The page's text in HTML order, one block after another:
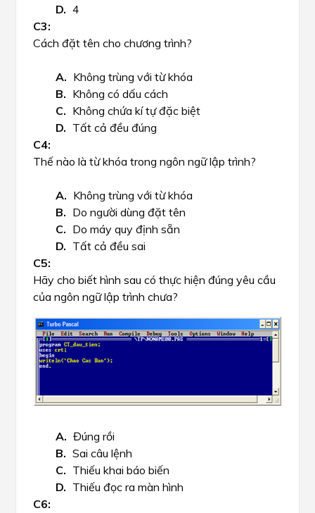
4
Cách đặt tên cho chương trình?
Không trùng với từ khóa
Không có dấu cách
Không chứa kí tự đặc biệt
Tất cả đều đúng
Thế nào là từ khóa trong ngôn ngữ lập trình?
Không trùng với từ khóa
Do người dùng đặt tên
Do máy quy định sẵn
Tất cả đều sai
Hãy cho biết hình sau có thực hiện đúng yêu cầu
của ngôn ngữ lập trình chưa?
Đúng rồi
Sai câu lệnh
Thiếu khai báo biến
Thiếu đọc ra màn hình